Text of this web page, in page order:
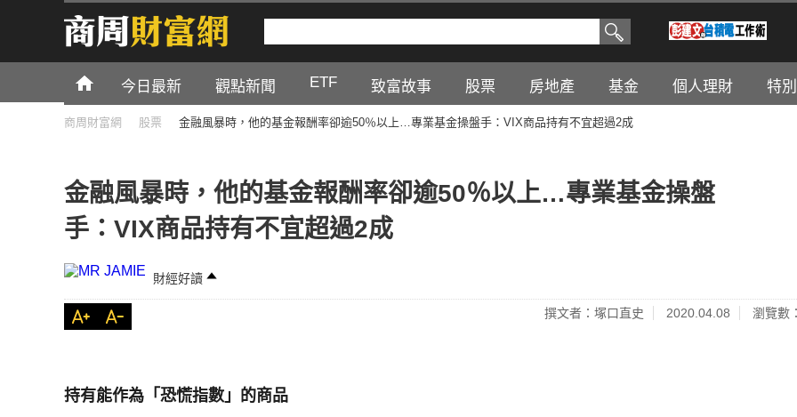
今日最新 觀點新聞 ETF 致富故事 股票 房地產 基金 個人理財 特
商周財富網 股票 金融風暴時，他的基金報酬率卻逾50％以上…專業基金操盤手：VIX商品持有不宜超過2成
金融風暴時，他的基金報酬率卻逾50％以上…專業基金操盤
手：VIX商品持有不宜超過2成
財經好讀
撰文者：塚口直史 2020.04.08 瀏覽數
持有能作為「恐慌指數」的商品